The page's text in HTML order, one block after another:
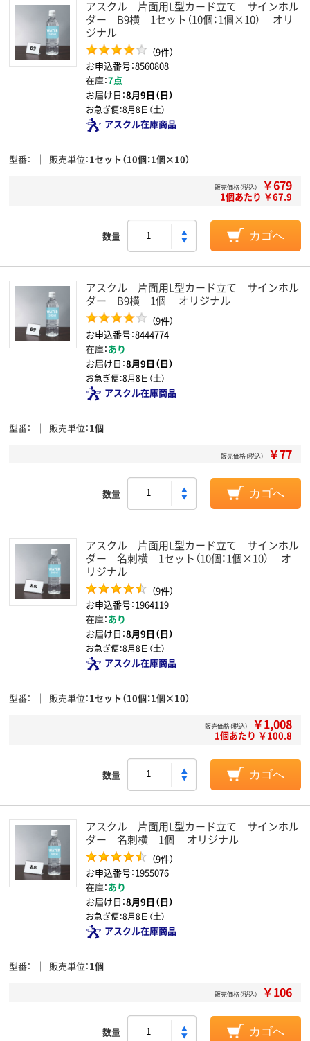
アスクル 片面用L型カード立て サインホル
ダー B9横 1セット（10個：1個×10） オリ
ジナル
（9件）
お申込番号：8560808
在庫：7点
お届け日：8月9日（日）
お急ぎ便：8月8日（土）
アスクル在庫商品
型番 販売単位 1セット（10個：1個×10）
販売価格（税込） ￥679
1個あたり ￥67.9
数量 カゴへ
アスクル 片面用L型カード立て サインホル
ダー B9横 1個 オリジナル
（9件）
お申込番号：8444774
在庫：あり
お届け日：8月9日（日）
お急ぎ便：8月8日（土）
アスクル在庫商品
型番 販売単位 1個
販売価格（税込） ￥77
数量 カゴへ
アスクル 片面用L型カード立て サインホル
ダー 名刺横 1セット（10個：1個×10） オ
リジナル
（9件）
お申込番号：1964119
在庫：あり
お届け日：8月9日（日）
お急ぎ便：8月8日（土）
アスクル在庫商品
型番 販売単位 1セット（10個：1個×10）
販売価格（税込） ￥1,008
1個あたり ￥100.8
数量 カゴへ
アスクル 片面用L型カード立て サインホル
ダー 名刺横 1個 オリジナル
（9件）
お申込番号：1955076
在庫：あり
お届け日：8月9日（日）
お急ぎ便：8月8日（土）
アスクル在庫商品
型番 販売単位 1個
販売価格（税込） ￥106
数量 カゴへ